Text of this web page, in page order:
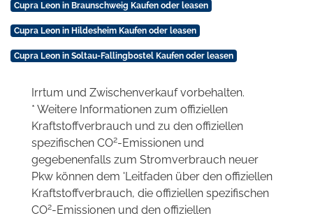
Cupra Leon in Braunschweig Kaufen oder leasen
Cupra Leon in Hildesheim Kaufen oder leasen
Cupra Leon in Soltau-Fallingbostel Kaufen oder leasen
Irrtum und Zwischenverkauf vorbehalten.
* Weitere Informationen zum offiziellen
Kraftstoffverbrauch und zu den offiziellen
spezifischen CO2-Emissionen und
gegebenenfalls zum Stromverbrauch neuer
Pkw können dem 'Leitfaden über den offiziellen
Kraftstoffverbrauch, die offiziellen spezifischen
CO2-Emissionen und den offiziellen